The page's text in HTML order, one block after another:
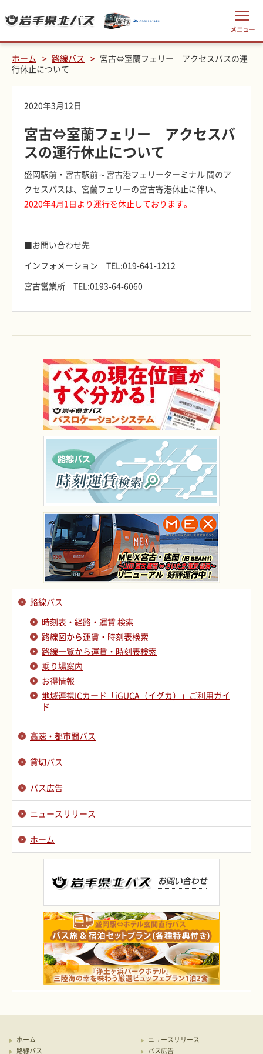
ホーム 路線バス
宮古⇔室蘭フェリー アクセスバスの運
行休止について
2020年3月12日
宮古⇔室蘭フェリー アクセスバ
スの運行休止について
盛岡駅前・宮古駅前～宮古港フェリーターミナル 間のア
クセスバスは、宮蘭フェリーの宮古寄港休止に伴い、
2020年4月1日より運行を休止しております。
■お問い合わせ先
インフォメーション TEL:019-641-1212
宮古営業所 TEL:0193-64-6060
路線バス
時刻表・経路・運賃 検索
路線図から運賃・時刻表検索
路線一覧から運賃・時刻表検索
乗り場案内
お得情報
地域連携ICカード「iGUCA（イグカ）」ご利用ガイ
ド
高速・都市間バス
貸切バス
バス広告
ニュースリリース
ホーム
ホーム
路線バス
ニュースリリース
バス広告